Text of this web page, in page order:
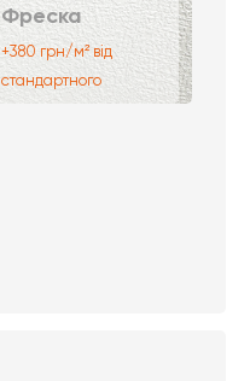
Фреска
+380 грн/м² від
стандартного